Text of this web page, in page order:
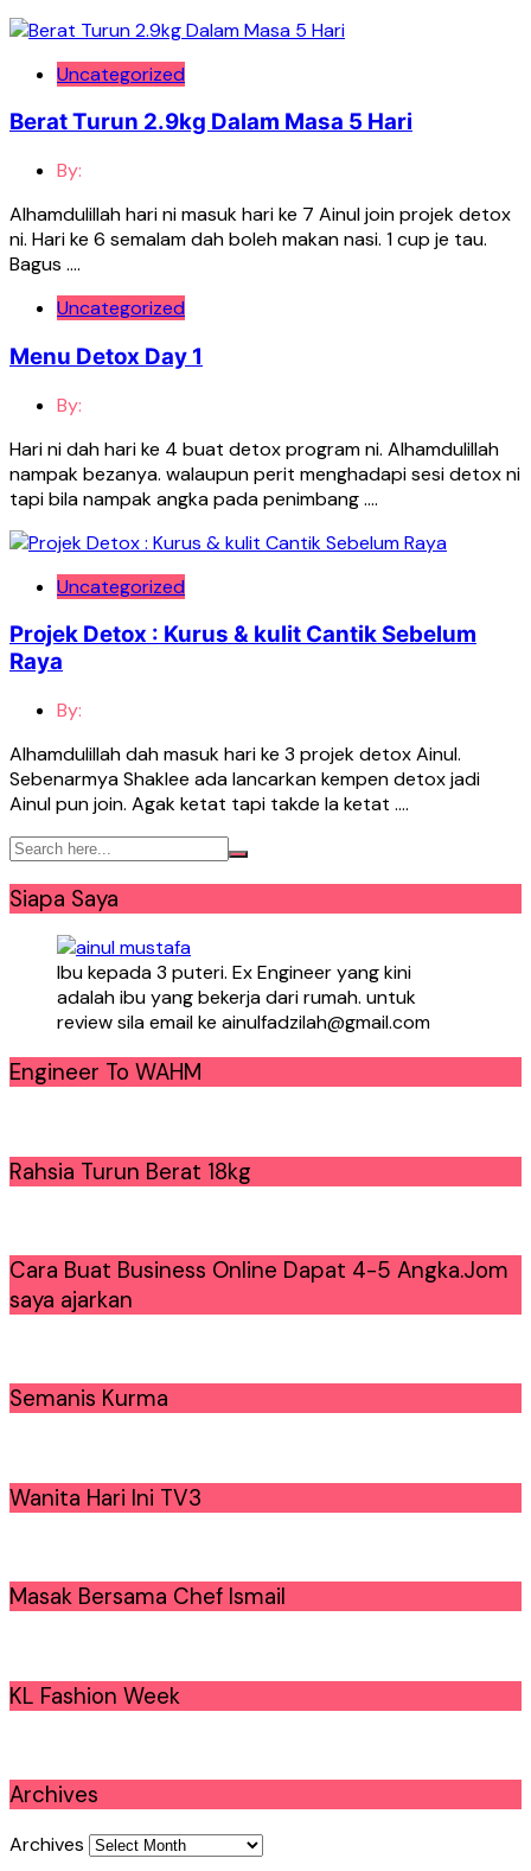
Uncategorized
Berat Turun 2.9kg Dalam Masa 5 Hari
By:
Alhamdulillah hari ni masuk hari ke 7 Ainul join projek detox
ni. Hari ke 6 semalam dah boleh makan nasi. 1 cup je tau.
Bagus ….
Uncategorized
Menu Detox Day 1
By:
Hari ni dah hari ke 4 buat detox program ni. Alhamdulillah
nampak bezanya. walaupun perit menghadapi sesi detox ni
tapi bila nampak angka pada penimbang ….
Uncategorized
Projek Detox : Kurus & kulit Cantik Sebelum
Raya
By:
Alhamdulillah dah masuk hari ke 3 projek detox Ainul.
Sebenarmya Shaklee ada lancarkan kempen detox jadi
Ainul pun join. Agak ketat tapi takde la ketat ….
Siapa Saya
Ibu kepada 3 puteri. Ex Engineer yang kini
adalah ibu yang bekerja dari rumah. untuk
review sila email ke ainulfadzilah@gmail.com
Engineer To WAHM
Rahsia Turun Berat 18kg
Cara Buat Business Online Dapat 4-5 Angka.Jom
saya ajarkan
Semanis Kurma
Wanita Hari Ini TV3
Masak Bersama Chef Ismail
KL Fashion Week
Archives
Archives